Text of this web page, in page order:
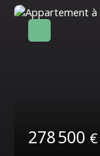
278 500 €